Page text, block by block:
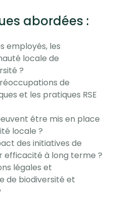
abordées :
employés, les
locale de
?
de
et les pratiques RSE
être mis en place
locale ?
des initiatives de
efficacité à long terme ?
légales et
de biodiversité et